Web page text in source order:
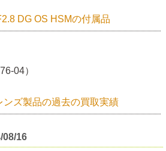
DG OS HSMの付属品
04）
ンズ製品の過去の買取実績
08/16